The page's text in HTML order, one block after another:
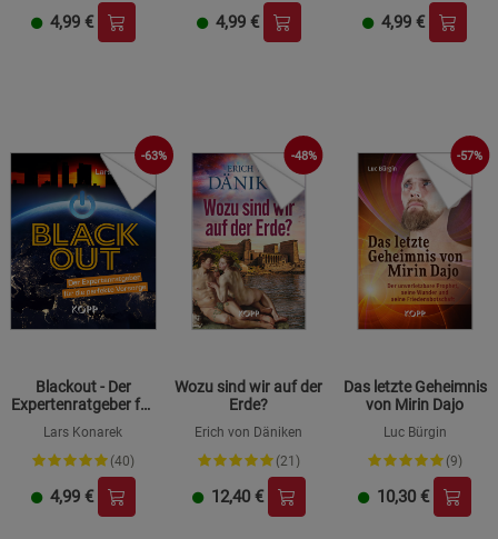
4,99 € 4,99 € 4,99 €
-63%
Blackout - Der
Expertenratgeber für
Lars Konarek
(40)
4,99 €
-48%
Wozu sind wir auf der
Erde?
Erich von Däniken
(21)
12,40 €
-57%
Das letzte Geheimnis
von Mirin Dajo
Luc Bürgin
(9)
10,30 €